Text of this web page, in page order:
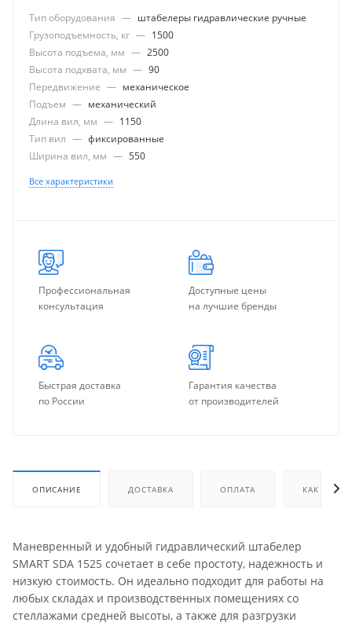
Тип оборудования — штабелеры гидравлические ручные
Грузоподъемность, кг — 1500
Высота подъема, мм — 2500
Высота подхвата, мм — 90
Передвижение — механическое
Подъем — механический
Длина вил, мм — 1150
Тип вил — фиксированные
Ширина вил, мм — 550
Все характеристики
Профессиональная
консультация
Доступные цены
на лучшие бренды
Быстрая доставка
по России
Гарантия качества
от производителей
ОПИСАНИЕ ДОСТАВКА ОПЛАТА КАК
Маневренный и удобный гидравлический штабелер
SMART SDA 1525 сочетает в себе простоту, надежность и
низкую стоимость. Он идеально подходит для работы на
любых складах и производственных помещениях со
стеллажами средней высоты, а также для разгрузки